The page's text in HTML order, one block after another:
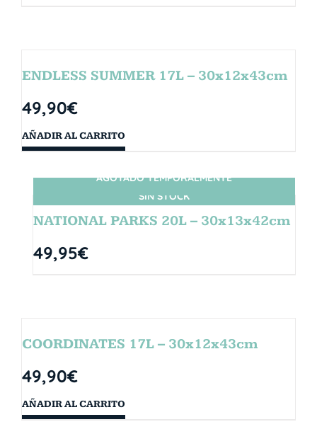
ENDLESS SUMMER 17L – 30x12x43cm
49,90€
AÑADIR AL CARRITO
SIN STOCK
AGOTADO TEMPORALMENTE
NATIONAL PARKS 20L – 30x13x42cm
49,95€
COORDINATES 17L – 30x12x43cm
49,90€
AÑADIR AL CARRITO